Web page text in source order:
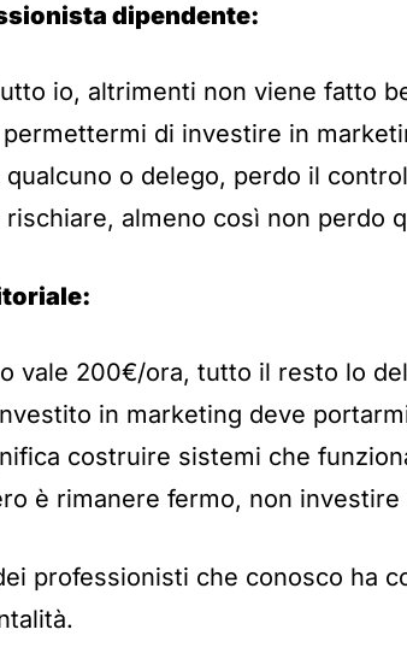
dipendente:
io, altrimenti non viene fatto
permettermi di investire in
qualcuno o delego, perdo il
rischiare, almeno così non perdo
vale 200€/ora, tutto il resto lo
in marketing deve
costruire sistemi che
è rimanere fermo, non investire
professionisti che conosco ha